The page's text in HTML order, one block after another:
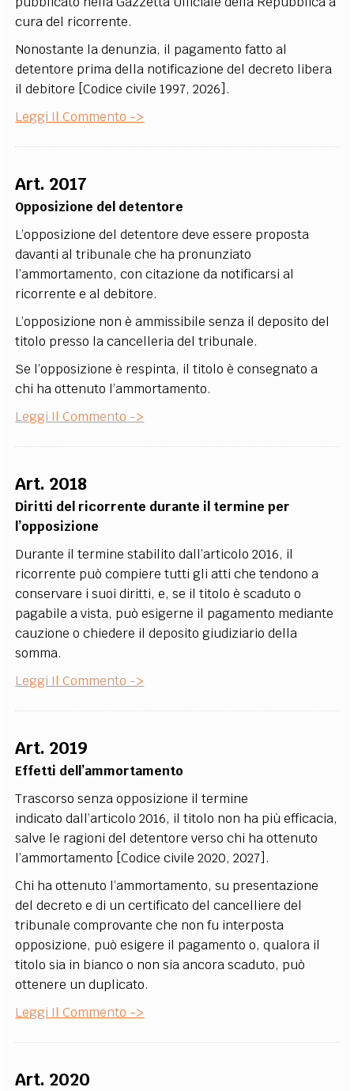
cura del ricorrente.
Nonostante la denunzia, il pagamento fatto al
detentore prima della notificazione del decreto libera
il debitore [Codice civile 1997, 2026].
Leggi Il Commento ->
Art. 2017
Opposizione del detentore
L’opposizione del detentore deve essere proposta
davanti al tribunale che ha pronunziato
l’ammortamento, con citazione da notificarsi al
ricorrente e al debitore.
L’opposizione non è ammissibile senza il deposito del
titolo presso la cancelleria del tribunale.
Se l’opposizione è respinta, il titolo è consegnato a
chi ha ottenuto l’ammortamento.
Leggi Il Commento ->
Art. 2018
Diritti del ricorrente durante il termine per
l’opposizione
Durante il termine stabilito dall’articolo 2016, il
ricorrente può compiere tutti gli atti che tendono a
conservare i suoi diritti, e, se il titolo è scaduto o
pagabile a vista, può esigerne il pagamento mediante
cauzione o chiedere il deposito giudiziario della
somma.
Leggi Il Commento ->
Art. 2019
Effetti dell’ammortamento
Trascorso senza opposizione il termine
indicato dall’articolo 2016, il titolo non ha più efficacia,
salve le ragioni del detentore verso chi ha ottenuto
l’ammortamento [Codice civile 2020, 2027].
Chi ha ottenuto l’ammortamento, su presentazione
del decreto e di un certificato del cancelliere del
tribunale comprovante che non fu interposta
opposizione, può esigere il pagamento o, qualora il
titolo sia in bianco o non sia ancora scaduto, può
ottenere un duplicato.
Leggi Il Commento ->
Art. 2020